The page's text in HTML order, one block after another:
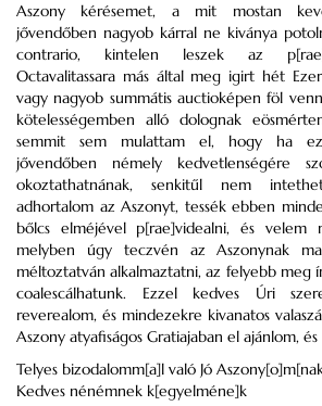
Aszony kérésemet, a mit mostan
jővendőben nagyob kárral ne kiványa
contrario, kintelen leszek az
Octavalitassara más által meg igirt hét
vagy nagyob summátis auctioképen föl
kötelességemben alló dolognak
semmit sem mulattam el, hogy ha
jővendőben némely kedvetlenségére
okoztathatnának, senkitűl nem
adhortalom az Aszonyt, tessék ebben
bőlcs elméjével p[rae]videalni, és velem
melyben úgy teczvén az Aszonynak
méltoztatván alkalmaztatni, az felyebb meg
coalescálhatunk. Ezzel kedves Úri
reverealom, és mindezekre kivanatos
Aszony atyafiságos Gratiajaban el ajánlom,
Telyes bizodalomm[a]l való Jó
Kedves nénémnek k[egyelméne]k